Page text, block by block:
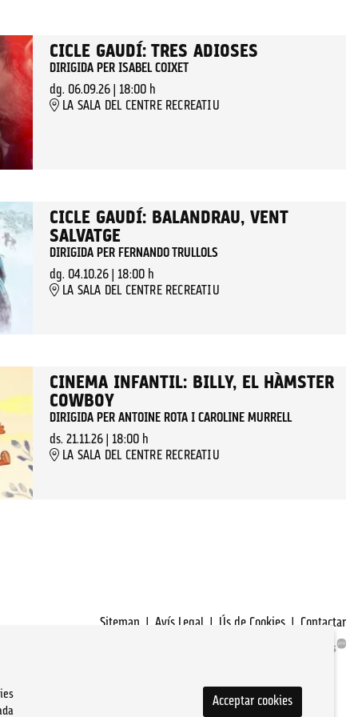
CICLE GAUDÍ: TRES ADIOSES
DIRIGIDA PER ISABEL COIXET
dg. 06.09.26| 18:00 h
LA SALA DEL CENTRE RECREATIU
CICLE GAUDÍ: BALANDRAU, VENT
SALVATGE
DIRIGIDA PER FERNANDO TRULLOLS
dg. 04.10.26| 18:00 h
LA SALA DEL CENTRE RECREATIU
CINEMA INFANTIL: BILLY, EL HÀMSTER
COWBOY
DIRIGIDA PER ANTOINE ROTA I CAROLINE MURRELL
ds. 21.11.26| 18:00 h
LA SALA DEL CENTRE RECREATIU
Sitemap | Avís Legal | Ús de Cookies | Contactar
Acceptar cookies